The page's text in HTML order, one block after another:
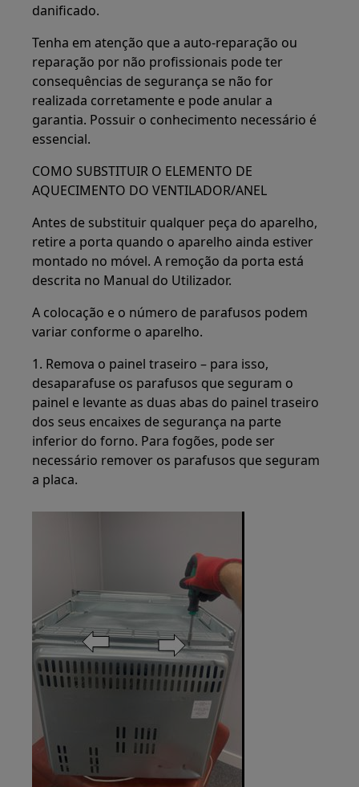
danificado.
Tenha em atenção que a auto-reparação ou
reparação por não profissionais pode ter
consequências de segurança se não for
realizada corretamente e pode anular a
garantia. Possuir o conhecimento necessário é
essencial.
COMO SUBSTITUIR O ELEMENTO DE
AQUECIMENTO DO VENTILADOR/ANEL
Antes de substituir qualquer peça do aparelho,
retire a porta quando o aparelho ainda estiver
montado no móvel. A remoção da porta está
descrita no Manual do Utilizador.
A colocação e o número de parafusos podem
variar conforme o aparelho.
1. Remova o painel traseiro – para isso,
desaparafuse os parafusos que seguram o
painel e levante as duas abas do painel traseiro
dos seus encaixes de segurança na parte
inferior do forno. Para fogões, pode ser
necessário remover os parafusos que seguram
a placa.